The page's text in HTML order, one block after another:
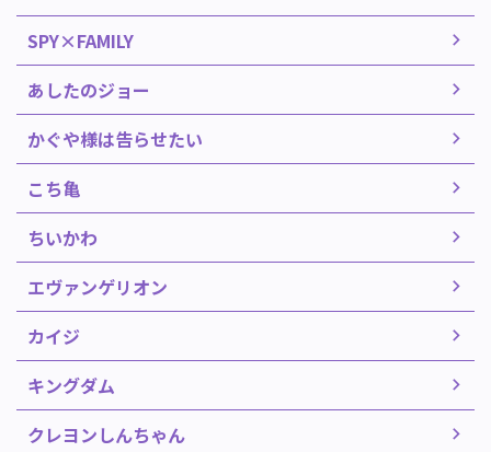
SPY×FAMILY
あしたのジョー
かぐや様は告らせたい
こち亀
ちいかわ
エヴァンゲリオン
カイジ
キングダム
クレヨンしんちゃん